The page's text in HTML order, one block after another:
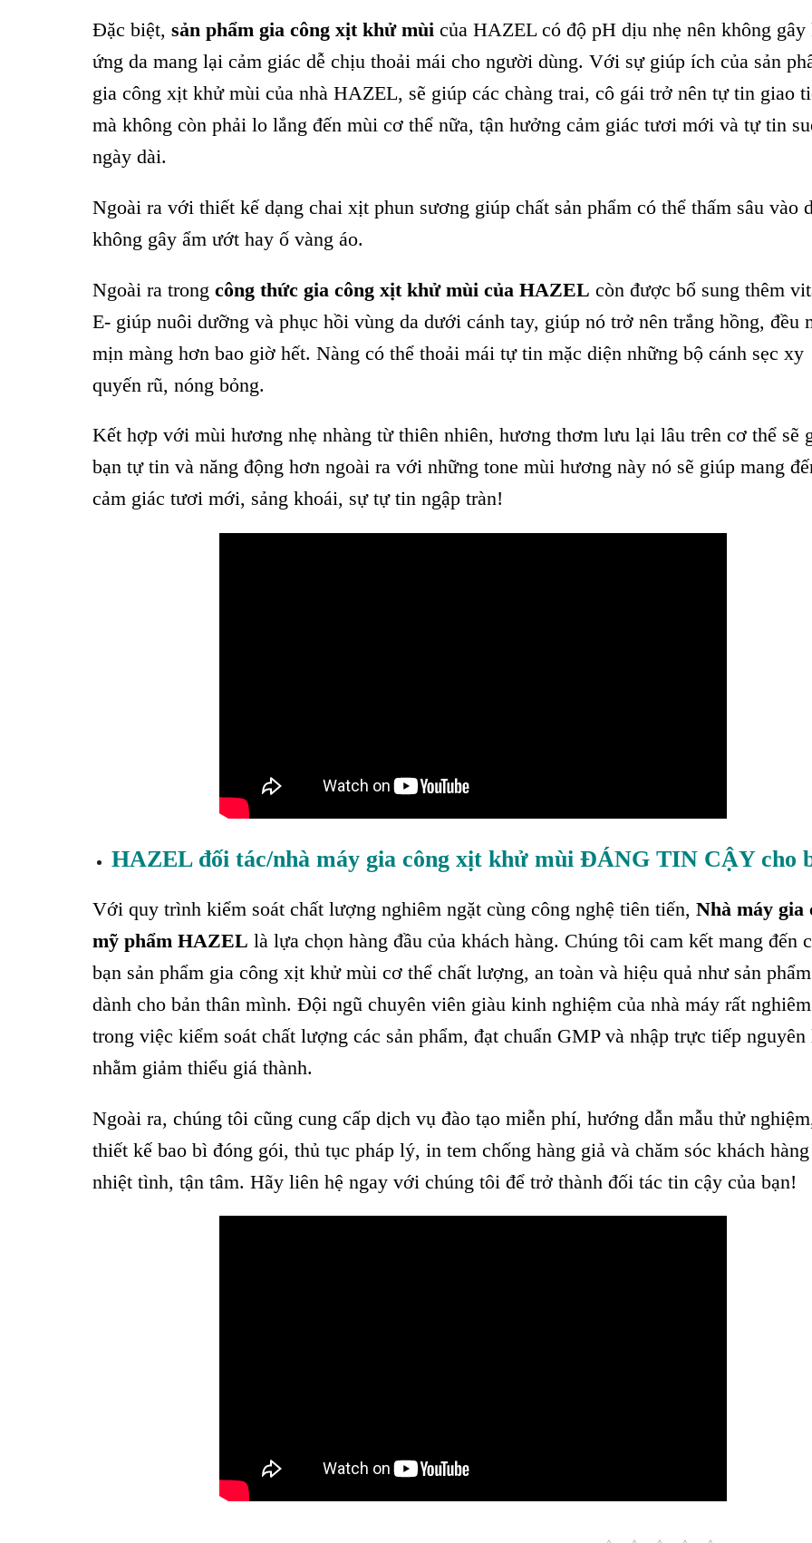
Đặc biệt, sản phẩm gia công xịt khử mùi của HAZEL có độ pH dịu nhẹ nên không gây
ứng da mang lại cảm giác dễ chịu thoải mái cho người dùng. Với sự giúp ích của sản
gia công xịt khử mùi của nhà HAZEL, sẽ giúp các chàng trai, cô gái trở nên tự tin giao
mà không còn phải lo lắng đến mùi cơ thể nữa, tận hưởng cảm giác tươi mới và tự tin
ngày dài.
Ngoài ra với thiết kế dạng chai xịt phun sương giúp chất sản phẩm có thể thấm sâu vào
không gây ẩm ướt hay ố vàng áo.
Ngoài ra trong công thức gia công xịt khử mùi của HAZEL còn được bổ sung thêm
E- giúp nuôi dưỡng và phục hồi vùng da dưới cánh tay, giúp nó trở nên trắng hồng, đều
mịn màng hơn bao giờ hết. Nàng có thể thoải mái tự tin mặc diện những bộ cánh sẹc xy
quyến rũ, nóng bỏng.
Kết hợp với mùi hương nhẹ nhàng từ thiên nhiên, hương thơm lưu lại lâu trên cơ thể sẽ
bạn tự tin và năng động hơn ngoài ra với những tone mùi hương này nó sẽ giúp mang
cảm giác tươi mới, sảng khoái, sự tự tin ngập tràn!
HAZEL đối tác/nhà máy gia công xịt khử mùi ĐÁNG TIN CẬY cho
Với quy trình kiểm soát chất lượng nghiêm ngặt cùng công nghệ tiên tiến, Nhà máy gia
mỹ phẩm HAZEL là lựa chọn hàng đầu của khách hàng. Chúng tôi cam kết mang đến
bạn sản phẩm gia công xịt khử mùi cơ thể chất lượng, an toàn và hiệu quả như sản phẩm
dành cho bản thân mình. Đội ngũ chuyên viên giàu kinh nghiệm của nhà máy rất
trong việc kiểm soát chất lượng các sản phẩm, đạt chuẩn GMP và nhập trực tiếp nguyên
nhằm giảm thiểu giá thành.
Ngoài ra, chúng tôi cũng cung cấp dịch vụ đào tạo miễn phí, hướng dẫn mẫu thử
thiết kế bao bì đóng gói, thủ tục pháp lý, in tem chống hàng giả và chăm sóc khách hàng
nhiệt tình, tận tâm. Hãy liên hệ ngay với chúng tôi để trở thành đối tác tin cậy của bạn!